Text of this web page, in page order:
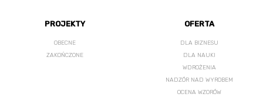
PROJEKTY
OBECNE
ZAKOŃCZONE
OFERTA
DLA BIZNESU
DLA NAUKI
WDROŻENIA
NADZÓR NAD WYROBEM
OCENA WZORÓW